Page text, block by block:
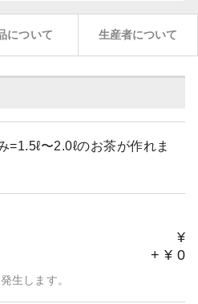
について 生産者について
〜2.0ℓのお茶が作れま
¥
+ ¥ 0
生します。